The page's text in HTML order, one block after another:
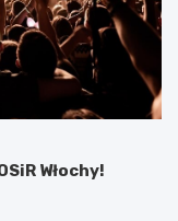
Włochy!